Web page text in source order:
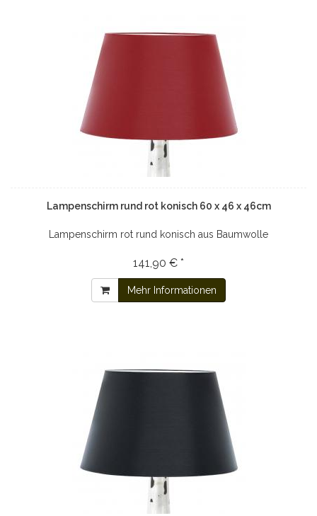
Lampenschirm rund rot konisch 60 x 46 x 46cm
Lampenschirm rot rund konisch aus Baumwolle
141,90 € *
Mehr Informationen